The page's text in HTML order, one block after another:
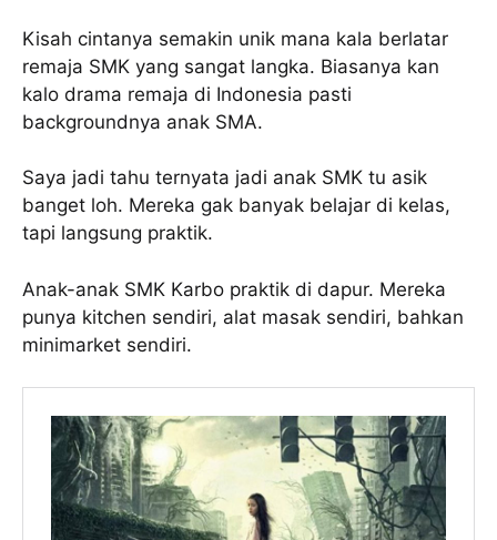
Kisah cintanya semakin unik mana kala berlatar
remaja SMK yang sangat langka. Biasanya kan
kalo drama remaja di Indonesia pasti
backgroundnya anak SMA.
Saya jadi tahu ternyata jadi anak SMK tu asik
banget loh. Mereka gak banyak belajar di kelas,
tapi langsung praktik.
Anak-anak SMK Karbo praktik di dapur. Mereka
punya kitchen sendiri, alat masak sendiri, bahkan
minimarket sendiri.